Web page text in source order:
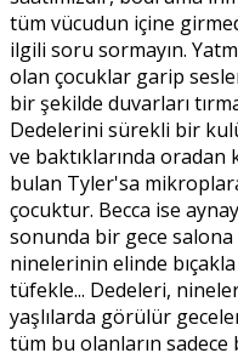
tüm vücudun içine
ilgili soru sormayın.
olan çocuklar garip
bir şekilde duvarları
Dedelerini sürekli bir
ve baktıklarında oradan
bulan Tyler'sa
çocuktur. Becca ise
sonunda bir gece
ninelerinin elinde
tüfekle... Dedeleri,
yaşlılarda görülür
tüm bu olanların sadece